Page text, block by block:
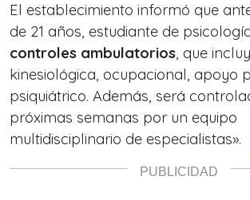
El establecimiento informó que
de 21 años, estudiante de
controles ambulatorios, que
kinesiológica, ocupacional, apoyo
psiquiátrico. Además, será
próximas semanas por un equipo
multidisciplinario de especialistas».